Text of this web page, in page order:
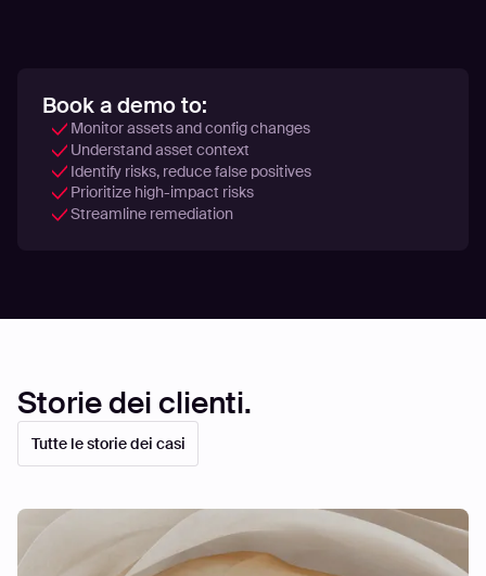
Book a demo to:
Monitor assets and config changes
Understand asset context
Identify risks, reduce false positives
Prioritize high-impact risks
Streamline remediation
Storie dei clienti.
Tutte le storie dei casi